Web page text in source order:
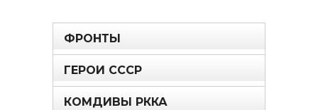
ФРОНТЫ
ГЕРОИ СССР
КОМДИВЫ РККА